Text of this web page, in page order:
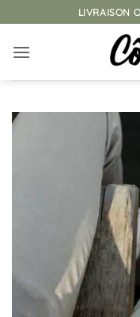
au
contenu
LIVRAISON